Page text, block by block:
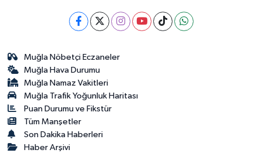
Muğla Nöbetçi Eczaneler
Muğla Hava Durumu
Muğla Namaz Vakitleri
Muğla Trafik Yoğunluk Haritası
Puan Durumu ve Fikstür
Tüm Manşetler
Son Dakika Haberleri
Haber Arşivi